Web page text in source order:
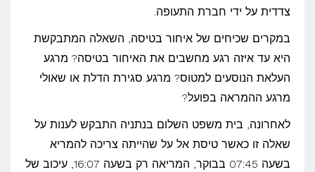
צדדית על ידי חברת התעופה.
במקרים שכיחים של איחור בטיסה, השאלה המתבקשת
היא עד איזה רגע מחשבים את האיחור בטיסה? מרגע
העלאת הנוסעים למטוס? מרגע סגירת הדלת או שאולי
מרגע ההמראה בפועל?
לאחרונה, בית משפט השלום בנתניה התבקש לענות על
שאלה זו כאשר טיסת אל על שהייתה צריכה להמריא
בשעה 07:45 בבוקר, המריאה רק בשעה 16:07, עיכוב של